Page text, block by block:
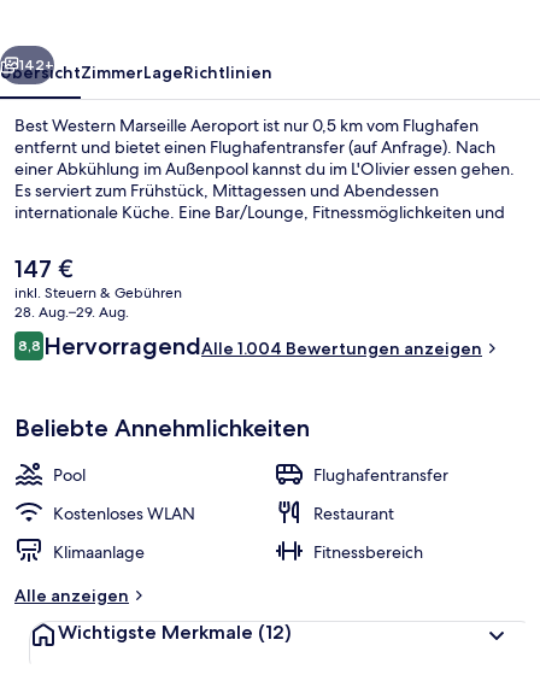
Weiter
142+
ÜbersichtZimmerLageRichtlinien
Best Western Marseille Aeroport ist nur 0,5 km vom Flughafen
entfernt und bietet einen Flughafentransfer (auf Anfrage). Nach
einer Abkühlung im Außenpool kannst du im L'Olivier essen gehen.
Es serviert zum Frühstück, Mittagessen und Abendessen
internationale Küche. Eine Bar/Lounge, Fitnessmöglichkeiten und
mögen das hilfsbereite Personal und die Nähe zum Flughafen.
Der
aktuelle
Preis
beträgt
147 €.
147 €
inkl. Steuern & Gebühren
28. Aug.–29. Aug.
Bewertungen
8,88,8 von 10.
HervorragendAlle 1.004 Bewertungen anzeigen
Beliebte Annehmlichkeiten
Pool
Flughafentransfer
Kostenloses WLAN
Restaurant
Klimaanlage
Fitnessbereich
Alle anzeigen
Wichtigste Merkmale (12)